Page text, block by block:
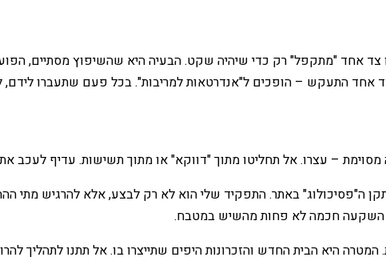
אחד "מתקפל" רק כדי שיהיה שקט. הבעיה היא שהשיפוץ מסתיים,
התעקש – הופכים ל"אנדרטאות למריבות". בכל פעם שתעברו לידם,
– עצרו. אל תחליטו מתוך "דווקא" או מתוך תשישות. עדיף לעכב
ה"פסיכולוג" באתר. התפקיד שלי הוא לא רק לבצע, אלא להרגיש מתי
השקעה חכמה לא פחות מהשיש במטבח.
המטרה היא הבית החדש והזכרונות היפים שתייצרו בו. אל תתנו